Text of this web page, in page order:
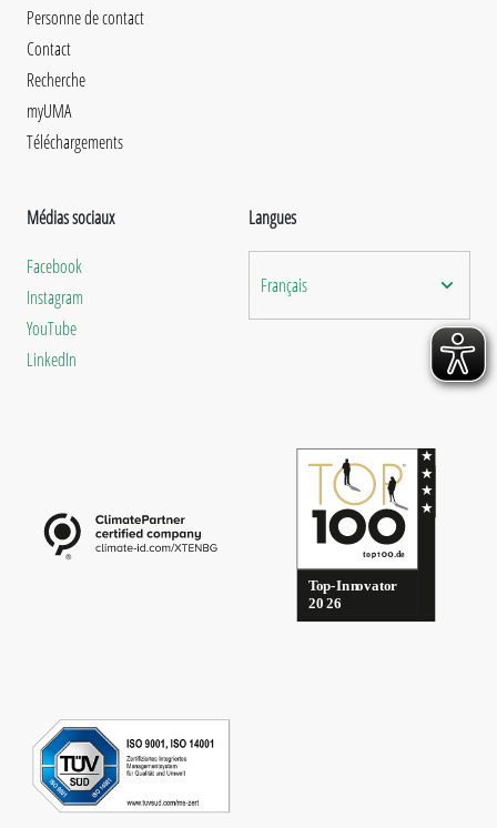
Personne de contact
Contact
Recherche
myUMA
Téléchargements
Médias sociaux
Facebook
Instagram
YouTube
LinkedIn
Langues
Français